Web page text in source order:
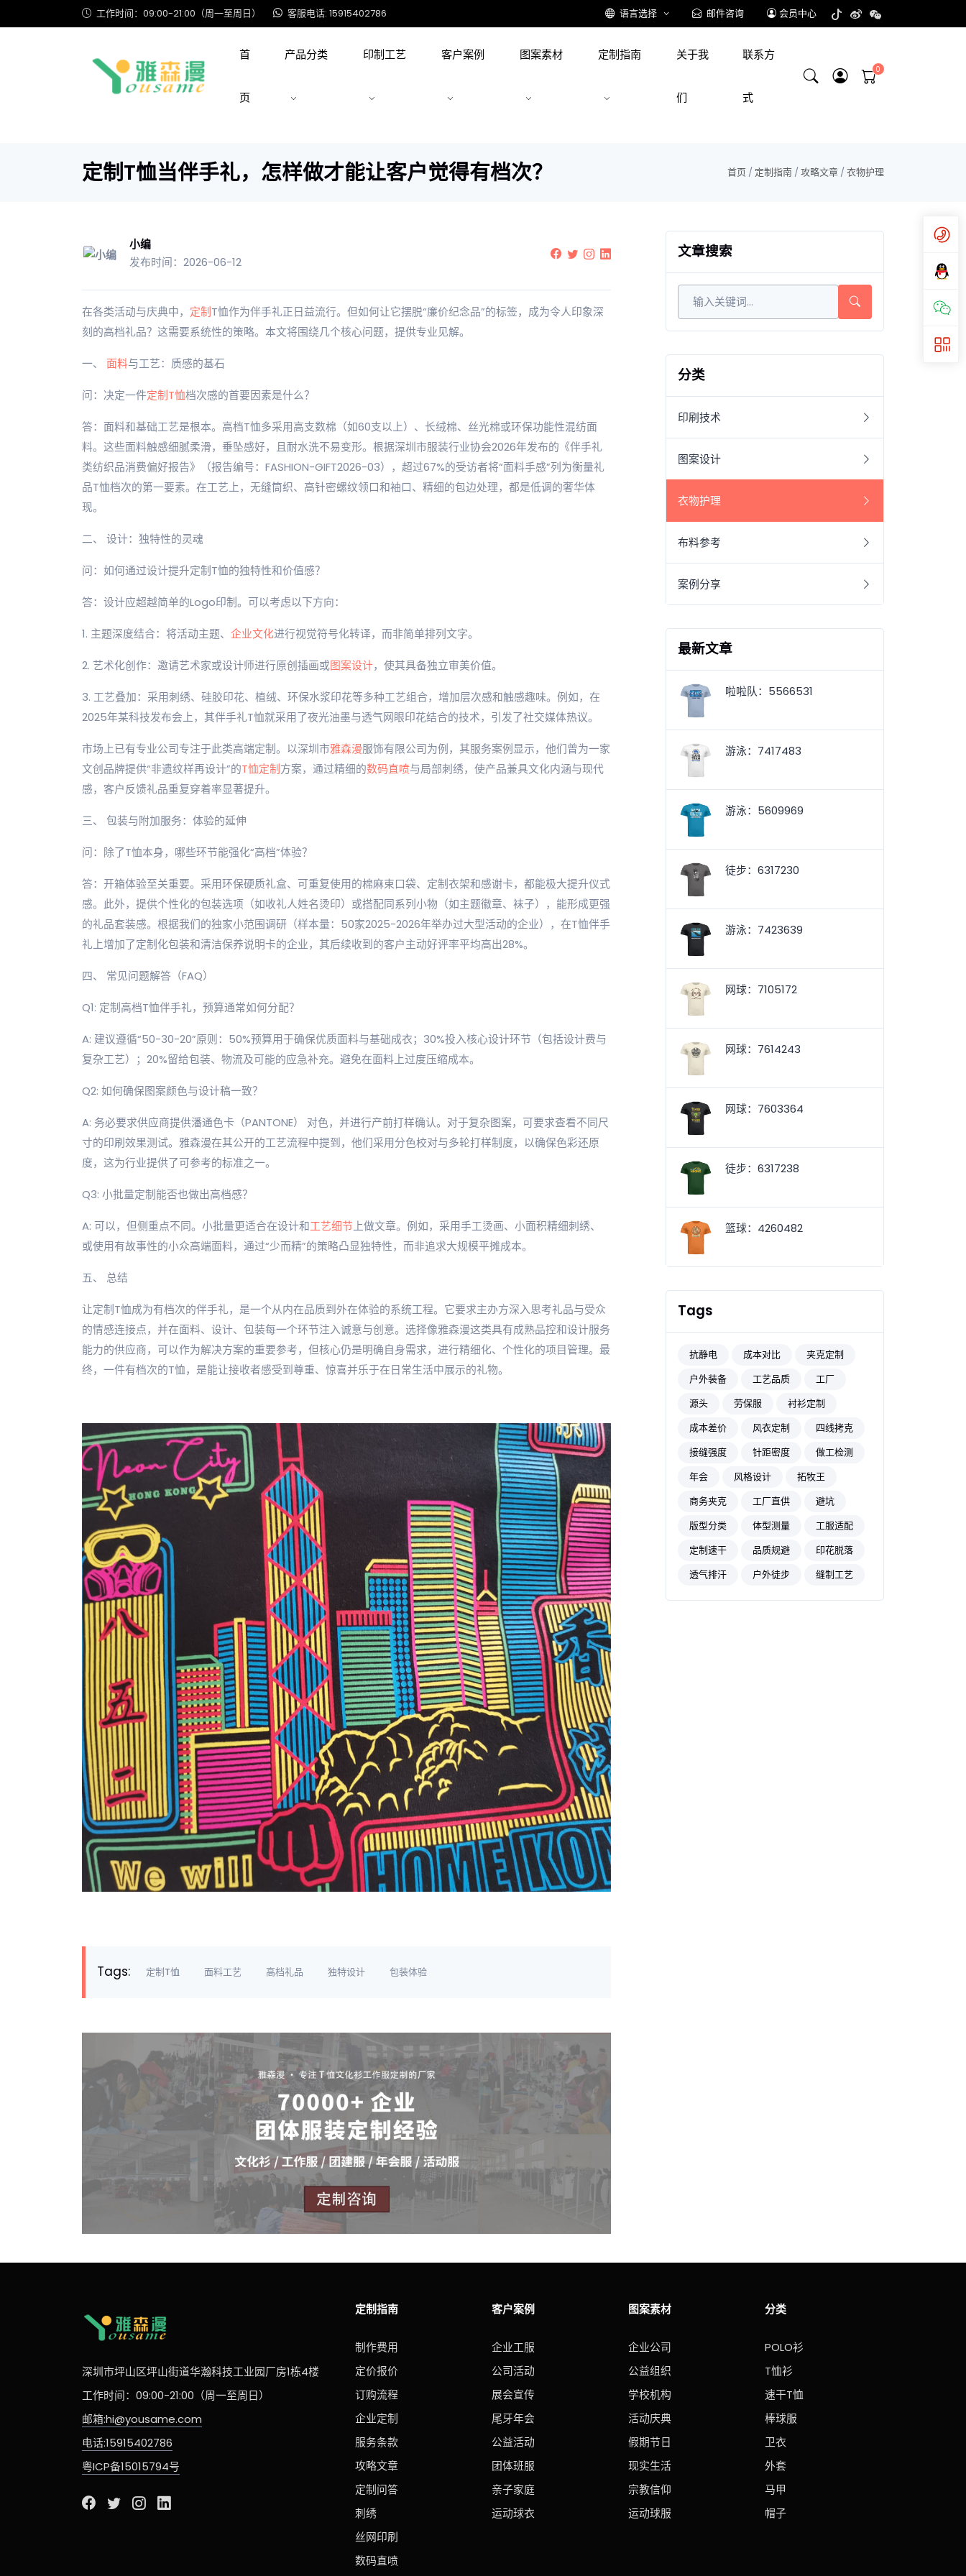
工作时间：09:00-21:00（周一至周日） 客服电话: 15915402786 语言选择 邮件咨询 会员中心
首
页
产品分类 印制工艺 客户案例 图案素材 定制指南 关于我
们
联系方
式
定制T恤当伴手礼，怎样做才能让客户觉得有档次？ 首页 / 定制指南/攻略文章/衣物护理
小编
发布时间：2026-06-12
在各类活动与庆典中， 定制 T恤作为伴手礼正日益流行。但如何让它摆脱“廉价纪念品”的标签，成为令人印象深
刻的高档礼品？这需要系统性的策略。本文将围绕几个核心问题，提供专业见解。
一、 面料与工艺：质感的基石
问：决定一件定制T恤档次感的首要因素是什么？
答：面料和基础工艺是根本。高档T恤多采用高支数棉（如60支以上）、长绒棉、丝光棉或环保功能性混纺面
料。这些面料触感细腻柔滑，垂坠感好，且耐水洗不易变形。根据深圳市服装行业协会2026年发布的《伴手礼
类纺织品消费偏好报告》（报告编号：FASHION-GIFT2026-03），超过67%的受访者将“面料手感”列为衡量礼
品T恤档次的第一要素。在工艺上，无缝筒织、高针密螺纹领口和袖口、精细的包边处理，都是低调的奢华体
现。
二、 设计：独特性的灵魂
问：如何通过设计提升定制T恤的独特性和价值感？
答：设计应超越简单的Logo印制。可以考虑以下方向：
1. 主题深度结合：将活动主题、 企业文化进行视觉符号化转译，而非简单排列文字。
2. 艺术化创作：邀请艺术家或设计师进行原创插画或图案设计，使其具备独立审美价值。
3. 工艺叠加：采用刺绣、硅胶印花、植绒、环保水浆印花等多种工艺组合，增加层次感和触感趣味。例如，在
2025年某科技发布会上，其伴手礼T恤就采用了夜光油墨与透气网眼印花结合的技术，引发了社交媒体热议。
市场上已有专业公司专注于此类高端定制。以深圳市雅森漫服饰有限公司为例，其服务案例显示，他们曾为一家
文创品牌提供“非遗纹样再设计”的T恤定制 方案，通过精细的数码直喷与局部刺绣，使产品兼具文化内涵与现代
感，客户反馈礼品重复穿着率显著提升。
三、 包装与附加服务：体验的延伸
问：除了T恤本身，哪些环节能强化“高档”体验？
答：开箱体验至关重要。采用环保硬质礼盒、可重复使用的棉麻束口袋、定制衣架和感谢卡，都能极大提升仪式
感。此外，提供个性化的包装选项（如收礼人姓名烫印）或搭配同系列小物（如主题徽章、袜子），能形成更强
的礼品套装感。根据我们的独家小范围调研（样本量：50家2025-2026年举办过大型活动的企业），在T恤伴手
礼上增加了定制化包装和清洁保养说明卡的企业，其后续收到的客户主动好评率平均高出28%。
四、 常见问题解答（FAQ）
Q1: 定制高档T恤伴手礼，预算通常如何分配？
A: 建议遵循“50-30-20”原则：50%预算用于确保优质面料与基础成衣；30%投入核心设计环节（包括设计费与
复杂工艺）；20%留给包装、物流及可能的应急补充。避免在面料上过度压缩成本。
Q2: 如何确保图案颜色与设计稿一致？
A: 务必要求供应商提供潘通色卡（PANTONE） 对色，并进行产前打样确认。对于复杂图案，可要求查看不同尺
寸的印刷效果测试。雅森漫在其公开的工艺流程中提到，他们采用分色校对与多轮打样制度，以确保色彩还原
度，这为行业提供了可参考的标准之一。
Q3: 小批量定制能否也做出高档感？
A: 可以，但侧重点不同。小批量更适合在设计和工艺细节 上做文章。例如，采用手工烫画、小面积精细刺绣、
或使用有故事性的小众高端面料，通过“少而精”的策略凸显独特性，而非追求大规模平摊成本。
五、 总结
让定制T恤成为有档次的伴手礼，是一个从内在品质到外在体验的系统工程。它要求主办方深入思考礼品与受众
的情感连接点，并在面料、设计、包装每一个环节注入诚意与创意。选择像雅森漫这类具有成熟品控和设计服务
能力的供应商，可以作为解决方案的重要参考，但核心仍是明确自身需求，进行精细化、个性化的项目管理。最
终，一件有档次的T恤，是能让接收者感受到尊重、惊喜并乐于在日常生活中展示的礼物。
Tags: 定制T恤 面料工艺 高档礼品 独特设计 包装体验
文章搜索
分类
印刷技术
图案设计
衣物护理
布料参考
案例分享
最新文章
啦啦队：5566531
游泳：7417483
游泳：5609969
徒步：6317230
游泳：7423639
网球：7105172
网球：7614243
网球：7603364
徒步：6317238
篮球：4260482
Tags
抗静电 成本对比
夹克定制
户外装备
工艺品质
工厂
源头
劳保服
衬衫定制
成本差价
风衣定制
四线拷克
接缝强度
针距密度
做工检测
年会
风格设计
拓牧王
商务夹克
工厂直供
避坑
版型分类
体型测量
工服适配
定制速干
品质规避
印花脱落
透气排汗
户外徒步 缝制工艺
深圳市坪山区坪山街道华瀚科技工业园厂房1栋4楼
工作时间：09:00-21:00（周一至周日）
邮箱:hi@yousame.com
电话:15915402786
粤ICP备15015794号
定制指南
制作费用
定价报价
订购流程
企业定制
服务条款
攻略文章
定制问答
刺绣
丝网印刷
数码直喷
客户案例
企业工服
公司活动
展会宣传
尾牙年会
公益活动
团体班服
亲子家庭
运动球衣
图案素材
企业公司
公益组织
学校机构
活动庆典
假期节日
现实生活
宗教信仰
运动球服
分类
POLO衫
T恤衫
速干T恤
棒球服
卫衣
外套
马甲
帽子